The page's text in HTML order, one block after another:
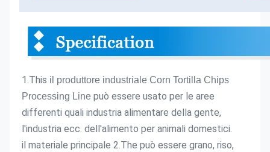
1.This il produttore industriale Corn Tortilla Chips
Processing Line può essere usato per le aree
differenti quali industria alimentare della gente,
l'industria ecc. dell'alimento per animali domestici.
il materiale principale 2.The può essere grano, riso,